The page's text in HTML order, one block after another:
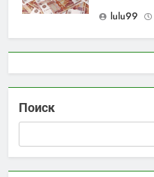
lulu99
Поиск